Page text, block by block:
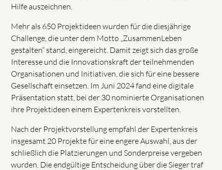
Hilfe auszeichnen.
Mehr als 650 Projektideen wurden für die diesjährige
Challenge, die unter dem Motto „ZusammenLeben
gestalten“ stand, eingereicht. Damit zeigt sich das große
Interesse und die Innovationskraft der teilnehmenden
Organisationen und Initiativen, die sich für eine bessere
Gesellschaft einsetzen. Im Juni 2024 fand eine digitale
Präsentation statt, bei der 30 nominierte Organisationen
ihre Projektideen einem Expertenkreis vorstellten.
Nach der Projektvorstellung empfahl der Expertenkreis
insgesamt 20 Projekte für eine engere Auswahl, aus der
schließlich die Platzierungen und Sonderpreise vergeben
wurden. Die endgültige Entscheidung über die Sieger traf